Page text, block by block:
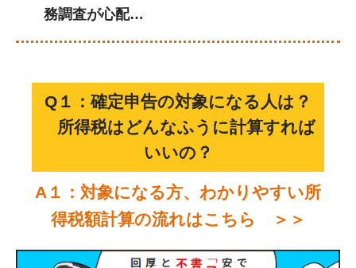
務調査が心配…
Q１：確定申告の対象になる人は？
所得税はどんなふうに計算すれば
いいの？
A１：対象になる方、わかりやすい所
得税額計算の流れはこちら ＞＞